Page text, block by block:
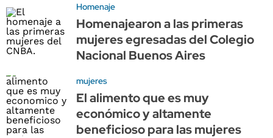
Homenaje
Homenajearon a las primeras
mujeres egresadas del Colegio
Nacional Buenos Aires
mujeres
El alimento que es muy
económico y altamente
beneficioso para las mujeres